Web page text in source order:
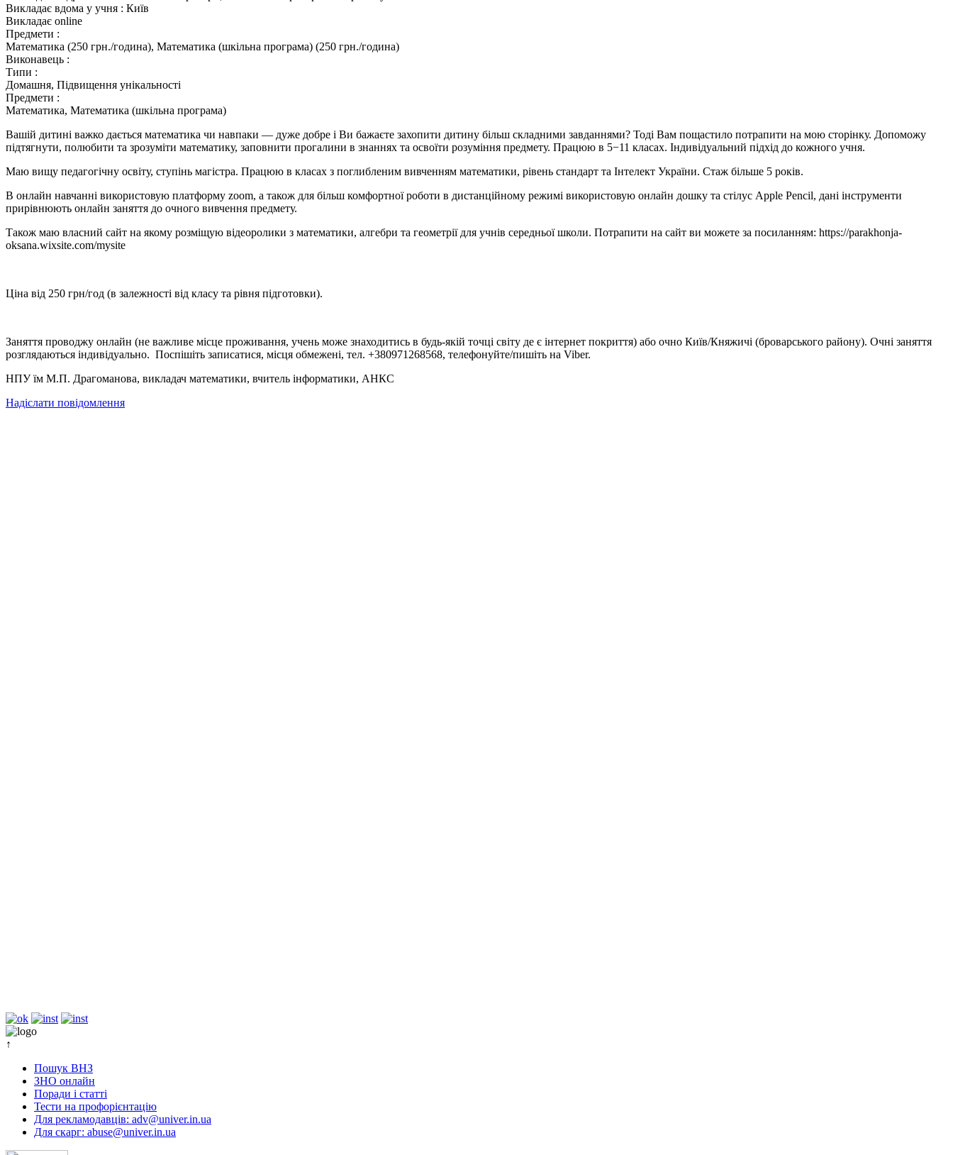
Викладає вдома у учня : Київ
Викладає online
Предмети :
Математика (250 грн./година), Математика (шкільна програма) (250 грн./година)
Виконавець :
Типи :
Домашня, Підвищення унікальності
Предмети :
Математика, Математика (шкільна програма)
Вашій дитині важко дається математика чи навпаки — дуже добре і Ви бажаєте захопити дитину більш складними завданнями? Тоді Вам пощастило потрапити на мою сторінку. Допоможу
підтягнути, полюбити та зрозуміти математику, заповнити прогалини в знаннях та освоїти розуміння предмету. Працюю в 5−11 класах. Індивідуальний підхід до кожного учня.
Маю вищу педагогічну освіту, ступінь магістра. Працюю в класах з поглибленим вивченням математики, рівень стандарт та Інтелект України. Стаж більше 5 років.
В онлайн навчанні використовую платформу zoom, а також для більш комфортної роботи в дистанційному режимі використовую онлайн дошку та стілус Apple Pencil, дані інструменти
прирівнюють онлайн заняття до очного вивчення предмету.
Також маю власний сайт на якому розміщую відеоролики з математики, алгебри та геометрії для учнів середньої школи. Потрапити на сайт ви можете за посиланням: https://parakhonja-
oksana.wixsite.com/mysite
Ціна від 250 грн/год (в залежності від класу та рівня підготовки).
Заняття проводжу онлайн (не важливе місце проживання, учень може знаходитись в будь-якій точці світу де є інтернет покриття) або очно Київ/Княжичі (броварського району). Очні заняття
розглядаються індивідуально. Поспішіть записатися, місця обмежені, тел. +380971268568, телефонуйте/пишіть на Viber.
НПУ їм М.П. Драгоманова, викладач математики, вчитель інформатики, АНКС
Надіслати повідомлення
↑
Пошук ВНЗ
ЗНО онлайн
Поради і статті
Тести на профорієнтацію
Для рекламодавців: adv@univer.in.ua
Для скарг: abuse@univer.in.ua